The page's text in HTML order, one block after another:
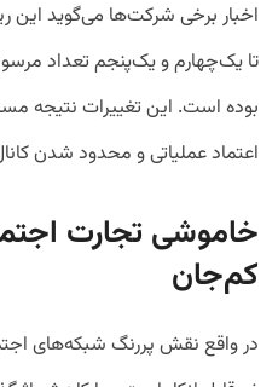
اخبار برخی شرکت‌ها می‌گوید این
تا یک‌چهارم و یک‌پنجم تعداد
بوده است. این تغییرات نتیجه
اعتماد عملیاتی و محدود شدن
خاموشی تجارت
کم‌جان
در واقع نقش پررنگ شبکه‌های